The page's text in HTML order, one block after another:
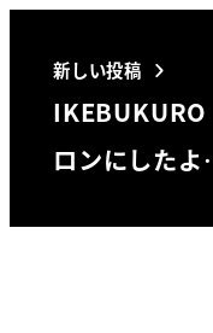
新しい投稿
ロンにした